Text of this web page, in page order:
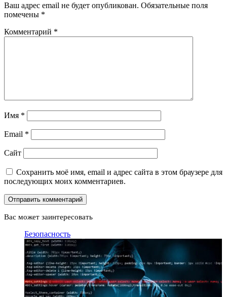
Ваш адрес email не будет опубликован. Обязательные поля
помечены *
Комментарий *
Имя *
Email *
Сайт
Сохранить моё имя, email и адрес сайта в этом браузере для
последующих моих комментариев.
Вас может заинтересовать
Безопасность